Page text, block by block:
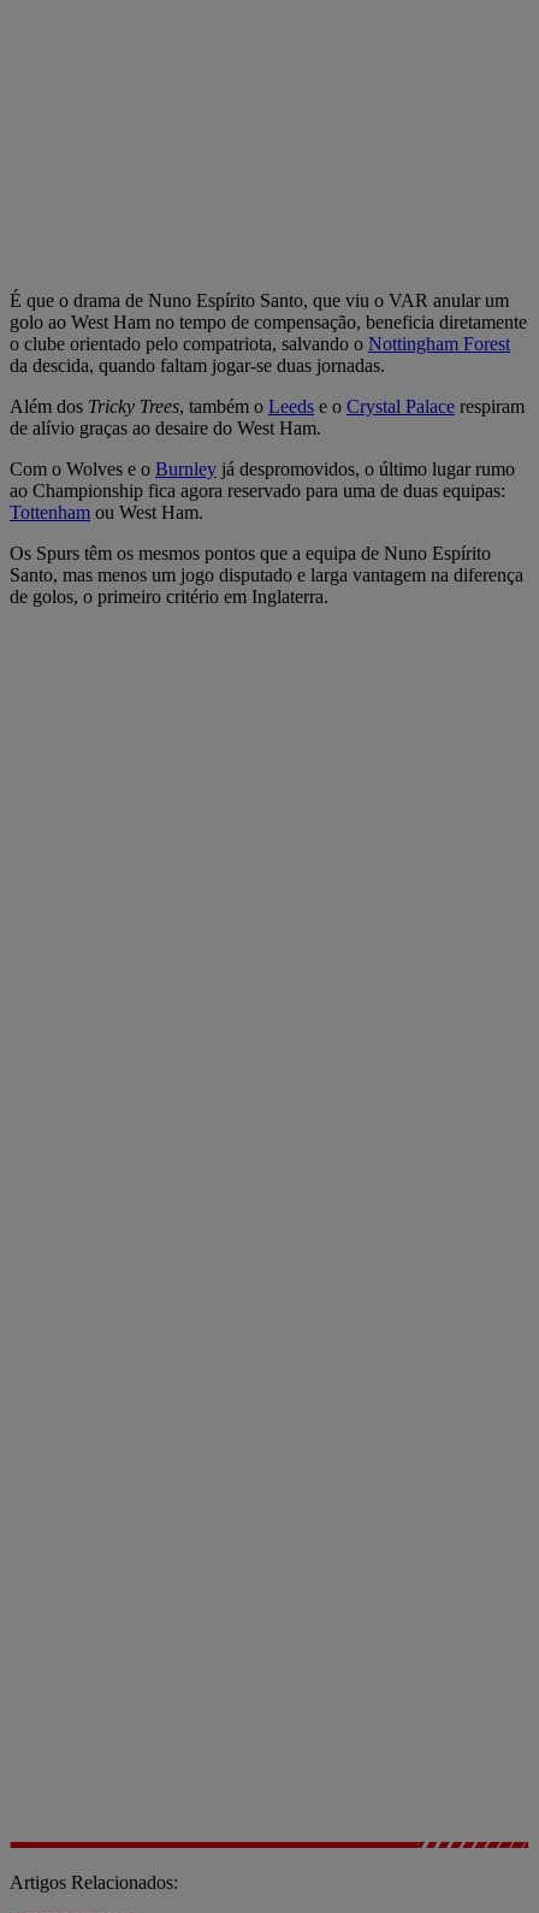
É que o drama de Nuno Espírito Santo, que viu o VAR anular um
golo ao West Ham no tempo de compensação, beneficia diretamente
o clube orientado pelo compatriota, salvando o Nottingham Forest
da descida, quando faltam jogar-se duas jornadas.
Além dos Tricky Trees, também o Leeds e o Crystal Palace respiram
de alívio graças ao desaire do West Ham.
Com o Wolves e o Burnley já despromovidos, o último lugar rumo
ao Championship fica agora reservado para uma de duas equipas:
Tottenham ou West Ham.
Os Spurs têm os mesmos pontos que a equipa de Nuno Espírito
Santo, mas menos um jogo disputado e larga vantagem na diferença
de golos, o primeiro critério em Inglaterra.
Artigos Relacionados: